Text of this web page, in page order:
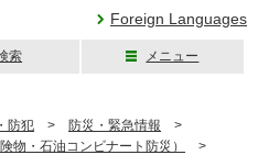
Foreign Languages
索 メニュー
防犯 > 防災・緊急情報 >
物・石油コンビナート防災）
>